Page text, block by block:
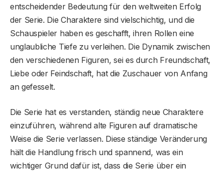
entscheidender Bedeutung für den weltweiten Erfolg
der Serie. Die Charaktere sind vielschichtig, und die
Schauspieler haben es geschafft, ihren Rollen eine
unglaubliche Tiefe zu verleihen. Die Dynamik zwischen
den verschiedenen Figuren, sei es durch Freundschaft,
Liebe oder Feindschaft, hat die Zuschauer von Anfang
an gefesselt.
Die Serie hat es verstanden, ständig neue Charaktere
einzuführen, während alte Figuren auf dramatische
Weise die Serie verlassen. Diese ständige Veränderung
hält die Handlung frisch und spannend, was ein
wichtiger Grund dafür ist, dass die Serie über ein